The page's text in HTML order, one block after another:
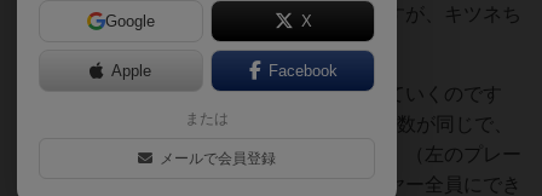
した。ルールはまんまアブルクセンなのですが、キツネち
ゃんが可愛くなりました。
ルールは先手から自分の場にカードを出していくのです
が、1手前に出された手が、自分の出した枚数が同じで、
かつ自分よりも弱ければ横取りができます。（左のプレー
ヤーから順に、上の条件を満たしたプレーヤー全員にでき
Google X
Apple Facebook
または
メールで会員登録